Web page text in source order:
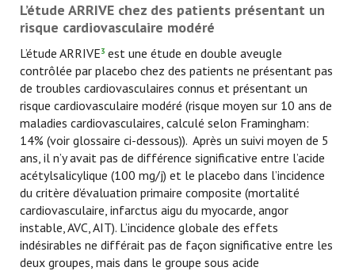
L’étude ARRIVE chez des patients présentant un
risque cardiovasculaire modéré
L’étude ARRIVE3 est une étude en double aveugle
contrôlée par placebo chez des patients ne présentant pas
de troubles cardiovasculaires connus et présentant un
risque cardiovasculaire modéré (risque moyen sur 10 ans de
maladies cardiovasculaires, calculé selon Framingham:
14% (voir glossaire ci-dessous)). Après un suivi moyen de 5
ans, il n’y avait pas de différence significative entre l’acide
acétylsalicylique (100 mg/j) et le placebo dans l’incidence
du critère d’évaluation primaire composite (mortalité
cardiovasculaire, infarctus aigu du myocarde, angor
instable, AVC, AIT). L’incidence globale des effets
indésirables ne différait pas de façon significative entre les
deux groupes, mais dans le groupe sous acide